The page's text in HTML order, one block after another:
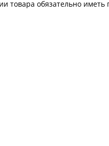
товара обязательно